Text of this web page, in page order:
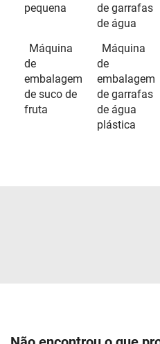
pequena
de garrafas
de água
Máquina
de
embalagem
de suco de
fruta
Máquina
de
embalagem
de garrafas
de água
plástica